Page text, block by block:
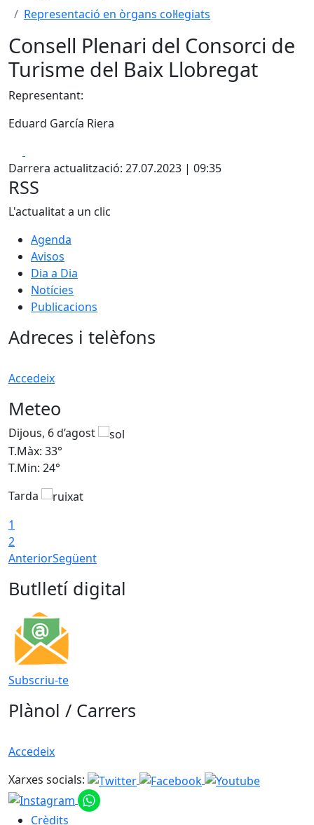
Representació en òrgans col·legiats
Consell Plenari del Consorci de
Turisme del Baix Llobregat
Representant:
Eduard García Riera
Darrera actualització: 27.07.2023 | 09:35
RSS
L'actualitat a un clic
Agenda
Avisos
Dia a Dia
Notícies
Publicacions
Adreces i telèfons
Accedeix
Meteo
Dijous, 6 d’agost
T.Màx: 33°
T.Min: 24°
Tarda
1
2
AnteriorSegüent
Butlletí digital
Subscriu-te
Plànol / Carrers
Accedeix
Xarxes socials:
Crèdits